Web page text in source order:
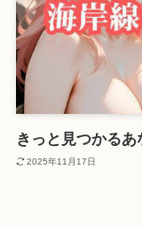
きっと見つかる
2025年11月17日